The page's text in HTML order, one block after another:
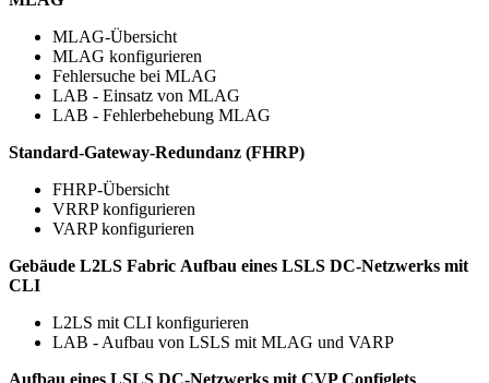
MLAG-Übersicht
MLAG konfigurieren
Fehlersuche bei MLAG
LAB - Einsatz von MLAG
LAB - Fehlerbehebung MLAG
Standard-Gateway-Redundanz (FHRP)
FHRP-Übersicht
VRRP konfigurieren
VARP konfigurieren
Gebäude L2LS Fabric Aufbau eines LSLS DC-Netzwerks mit
CLI
L2LS mit CLI konfigurieren
LAB - Aufbau von LSLS mit MLAG und VARP
Aufbau eines LSLS DC-Netzwerks mit CVP Configlets